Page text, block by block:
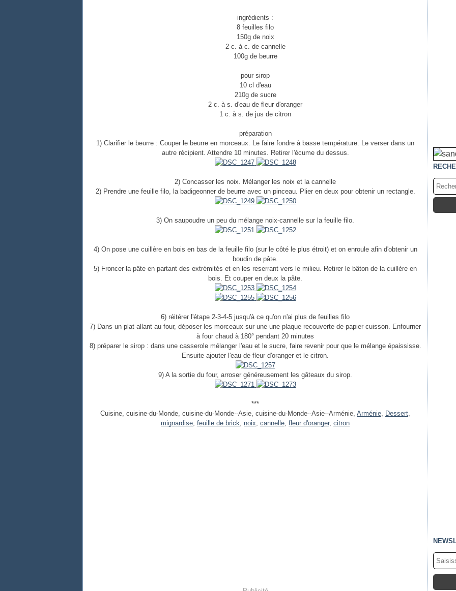
ingrédients :
8 feuilles filo
150g de noix
2 c. à c. de cannelle
100g de beurre
pour sirop
10 cl d'eau
210g de sucre
2 c. à s. d'eau de fleur d'oranger
1 c. à s. de jus de citron
préparation
1) Clarifier le beurre : Couper le beurre en morceaux. Le faire fondre à basse température. Le verser dans un
autre récipient. Attendre 10 minutes. Retirer l'écume du dessus.
2) Concasser les noix. Mélanger les noix et la cannelle
2) Prendre une feuille filo, la badigeonner de beurre avec un pinceau. Plier en deux pour obtenir un rectangle.
3) On saupoudre un peu du mélange noix-cannelle sur la feuille filo.
4) On pose une cuillère en bois en bas de la feuille filo (sur le côté le plus étroit) et on enroule afin d'obtenir un
boudin de pâte.
5) Froncer la pâte en partant des extrémités et en les reserrant vers le milieu. Retirer le bâton de la cuillère en
bois. Et couper en deux la pâte.
6) réitérer l'étape 2-3-4-5 jusqu'à ce qu'on n'ai plus de feuilles filo
7) Dans un plat allant au four, déposer les morceaux sur une une plaque recouverte de papier cuisson. Enfourner
à four chaud à 180° pendant 20 minutes
8) préparer le sirop : dans une casserole mélanger l'eau et le sucre, faire revenir pour que le mélange épaississe.
Ensuite ajouter l'eau de fleur d'oranger et le citron.
9) A la sortie du four, arroser généreusement les gâteaux du sirop.
***
Cuisine, cuisine-du-Monde, cuisine-du-Monde--Asie, cuisine-du-Monde--Asie--Arménie, Arménie, Dessert,
mignardise, feuille de brick, noix, cannelle, fleur d'oranger, citron